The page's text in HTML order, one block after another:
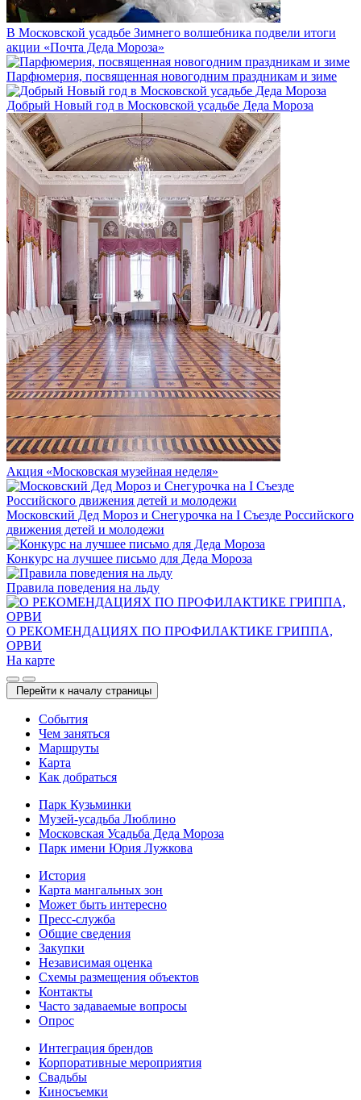
В Московской усадьбе Зимнего волшебника подвели итоги
акции «Почта Деда Мороза»
Парфюмерия, посвященная новогодним праздникам и зиме
Добрый Новый год в Московской усадьбе Деда Мороза
Акция «Московская музейная неделя»
Московский Дед Мороз и Снегурочка на I Съезде Российского
движения детей и молодежи
Конкурс на лучшее письмо для Деда Мороза
Правила поведения на льду
О РЕКОМЕНДАЦИЯХ ПО ПРОФИЛАКТИКЕ ГРИППА,
ОРВИ
На карте
Перейти к началу страницы
Cобытия
Чем заняться
Маршруты
Карта
Как добраться
Парк Кузьминки
Музей-усадьба Люблино
Московская Усадьба Деда Мороза
Парк имени Юрия Лужкова
История
Карта мангальных зон
Может быть интересно
Пресс-служба
Общие сведения
Закупки
Независимая оценка
Схемы размещения объектов
Контакты
Часто задаваемые вопросы
Опрос
Интеграция брендов
Корпоративные мероприятия
Свадьбы
Киносъемки